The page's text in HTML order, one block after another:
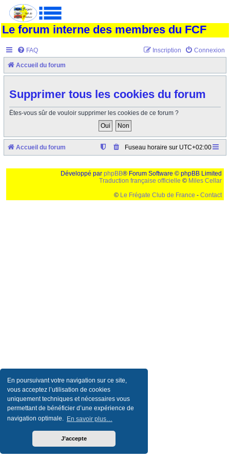
En poursuivant votre navigation sur ce site,
vous acceptez l’utilisation de cookies
uniquement techniques et nécessaires vous
permettant de bénéficier d’une expérience de
navigation optimale. En savoir plus…
J’accepte
Le forum interne des membres du FCF
FAQ Connexion
Inscription
Accueil du forum
Supprimer tous les cookies du forum
Êtes-vous sûr de vouloir supprimer les cookies de ce forum ?
Accueil du forum Fuseau horaire sur UTC+02:00
Développé par phpBB® Forum Software © phpBB Limited
Traduction française officielle © Miles Cellar
© Le Frégate Club de France - Contact